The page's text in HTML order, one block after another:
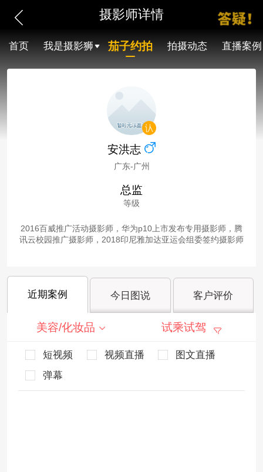
摄影师详情
首页 我是摄影狮 茄子约拍 拍摄动态 直播案例
安洪志
广东-广州
总监
等级
2016百威推广活动摄影师，华为p10上市发布专用摄影师，腾
讯云校园推广摄影师，2018印尼雅加达亚运会组委签约摄影师
近期案例 今日图说 客户评价
美容/化妆品 试乘试驾
短视频 视频直播
图文直播
弹幕